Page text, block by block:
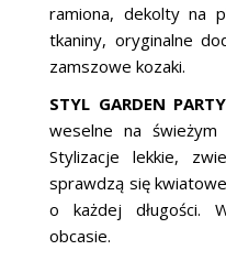
ramiona, dekolty na
tkaniny, oryginalne
zamszowe kozaki.
STYL GARDEN PARTY
weselne na
Stylizacje lekkie,
sprawdzą się
o każdej długości.
obcasie.